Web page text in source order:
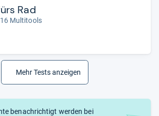
Rad
Multitools
Mehr Tests anzeigen
benachrichtigt werden bei